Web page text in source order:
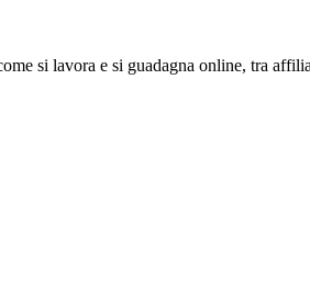
si lavora e si guadagna online, tra